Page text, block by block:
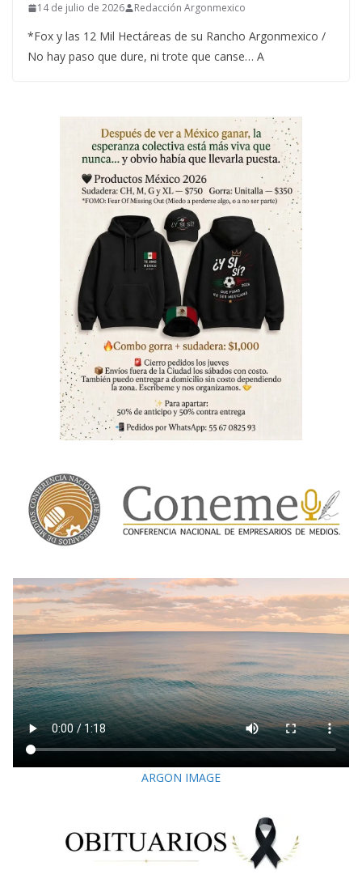
14 de julio de 2026 Redacción Argonmexico
*Fox y las 12 Mil Hectáreas de su Rancho Argonmexico /
No hay paso que dure, ni trote que canse… A
ARGON IMAGE